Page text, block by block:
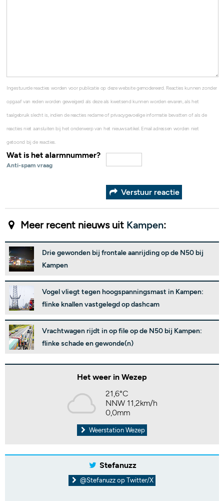
Ingestuurde reacties worden voor publicatie op deze website gemodereerd. Reacties kunnen zonder
opgaaf van reden worden geweigerd als deze als kwetsend kunnen worden ervaren, als het
taalgebruik slecht is, indien de reacties reclame of privacygevoelige informatie bevatten of als de
reacties niet aansluiten bij het onderwerp van het nieuwsartikel. Email adressen worden niet
getoond bij de reacties.
Wat is het alarmnummer?
Anti-spam vraag
Verstuur reactie
Meer recent nieuws uit Kampen:
Drie gewonden bij frontale aanrijding op de N50 bij
Kampen
Vogel vliegt tegen hoogspanningsmast in Kampen:
flinke knallen vastgelegd op dashcam
Vrachtwagen rijdt in op file op de N50 bij Kampen:
flinke schade en gewonde(n)
Het weer in Wezep
21,6°C
NNW 11,2km/h
0,0mm
Weerstation Wezep
Stefanuzz
@Stefanuzz op Twitter/X